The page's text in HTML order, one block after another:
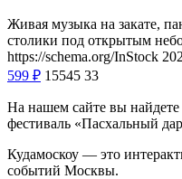
Живая музыка на закате,
столики под открытым
https://schema.org/InStock
599 ₽ 15545 33
На нашем сайте вы
фестиваль «Пасхальный
Кудамоскоу — это
событий Москвы.